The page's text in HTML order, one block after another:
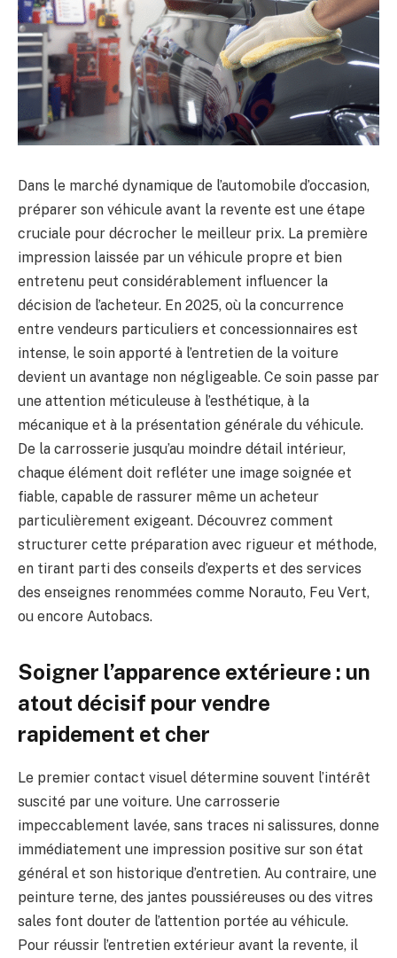
Dans le marché dynamique de l’automobile d’occasion,
préparer son véhicule avant la revente est une étape
cruciale pour décrocher le meilleur prix. La première
impression laissée par un véhicule propre et bien
entretenu peut considérablement influencer la
décision de l’acheteur. En 2025, où la concurrence
entre vendeurs particuliers et concessionnaires est
intense, le soin apporté à l’entretien de la voiture
devient un avantage non négligeable. Ce soin passe par
une attention méticuleuse à l’esthétique, à la
mécanique et à la présentation générale du véhicule.
De la carrosserie jusqu’au moindre détail intérieur,
chaque élément doit refléter une image soignée et
fiable, capable de rassurer même un acheteur
particulièrement exigeant. Découvrez comment
structurer cette préparation avec rigueur et méthode,
en tirant parti des conseils d’experts et des services
des enseignes renommées comme Norauto, Feu Vert,
ou encore Autobacs.
Soigner l’apparence extérieure : un
atout décisif pour vendre
rapidement et cher
Le premier contact visuel détermine souvent l’intérêt
suscité par une voiture. Une carrosserie
impeccablement lavée, sans traces ni salissures, donne
immédiatement une impression positive sur son état
général et son historique d’entretien. Au contraire, une
peinture terne, des jantes poussiéreuses ou des vitres
sales font douter de l’attention portée au véhicule.
Pour réussir l’entretien extérieur avant la revente, il